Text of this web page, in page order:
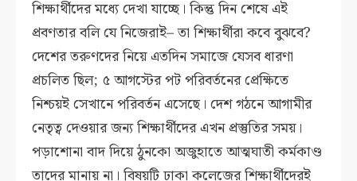
শিক্ষার্থীদের মধ্যে দেখা যাচ্ছে। কিন্তু দিন শেষে এই
প্রবণতার বলি যে নিজেরাই– তা শিক্ষার্থীরা কবে বুঝবে?
দেশের তরুণদের নিয়ে এতদিন সমাজে যেসব ধারণা
প্রচলিত ছিল; ৫ আগস্টের পট পরিবর্তনের প্রেক্ষিতে
নিশ্চয়ই সেখানে পরিবর্তন এসেছে। দেশ গঠনে আগামীর
নেতৃত্ব দেওয়ার জন্য শিক্ষার্থীদের এখন প্রস্তুতির সময়।
পড়াশোনা বাদ দিয়ে ঠুনকো অজুহাতে আত্মঘাতী কর্মকাণ্ড
তাদের মানায় না। বিষয়টি ঢাকা কলেজের শিক্ষার্থীদেরই